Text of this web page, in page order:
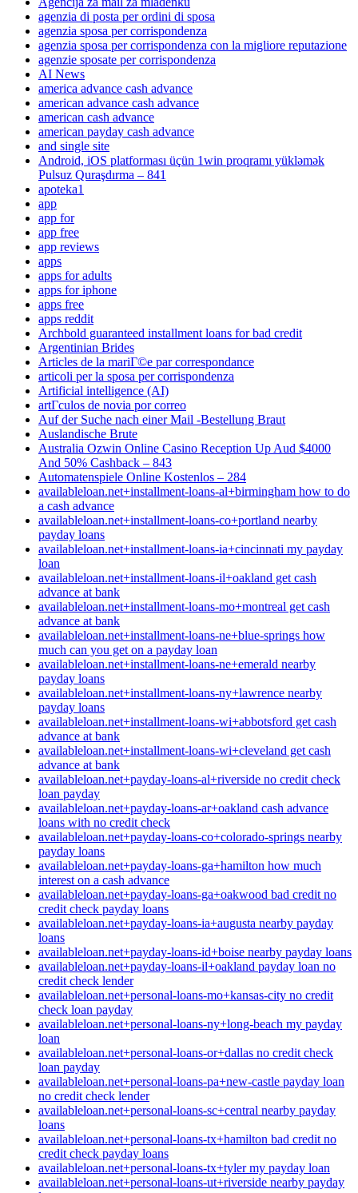
agenzia di posta per ordini di sposa
agenzia sposa per corrispondenza
agenzia sposa per corrispondenza con la migliore reputazione
agenzie sposate per corrispondenza
AI News
america advance cash advance
american advance cash advance
american cash advance
american payday cash advance
and single site
Android, iOS platforması üçün 1win proqramı yükləmək
Pulsuz Quraşdırma – 841
apoteka1
app
app for
app free
app reviews
apps
apps for adults
apps for iphone
apps free
apps reddit
Archbold guaranteed installment loans for bad credit
Argentinian Brides
Articles de la mariГ©e par correspondance
articoli per la sposa per corrispondenza
Artificial intelligence (AI)
artГ­culos de novia por correo
Auf der Suche nach einer Mail -Bestellung Braut
Auslandische Brute
Australia Ozwin Online Casino Reception Up Aud $4000
And 50% Cashback – 843
Automatenspiele Online Kostenlos – 284
availableloan.net+installment-loans-al+birmingham how to do
a cash advance
availableloan.net+installment-loans-co+portland nearby
payday loans
availableloan.net+installment-loans-ia+cincinnati my payday
loan
availableloan.net+installment-loans-il+oakland get cash
advance at bank
availableloan.net+installment-loans-mo+montreal get cash
advance at bank
availableloan.net+installment-loans-ne+blue-springs how
much can you get on a payday loan
availableloan.net+installment-loans-ne+emerald nearby
payday loans
availableloan.net+installment-loans-ny+lawrence nearby
payday loans
availableloan.net+installment-loans-wi+abbotsford get cash
advance at bank
availableloan.net+installment-loans-wi+cleveland get cash
advance at bank
availableloan.net+payday-loans-al+riverside no credit check
loan payday
availableloan.net+payday-loans-ar+oakland cash advance
loans with no credit check
availableloan.net+payday-loans-co+colorado-springs nearby
payday loans
availableloan.net+payday-loans-ga+hamilton how much
interest on a cash advance
availableloan.net+payday-loans-ga+oakwood bad credit no
credit check payday loans
availableloan.net+payday-loans-ia+augusta nearby payday
loans
availableloan.net+payday-loans-id+boise nearby payday loans
availableloan.net+payday-loans-il+oakland payday loan no
credit check lender
availableloan.net+personal-loans-mo+kansas-city no credit
check loan payday
availableloan.net+personal-loans-ny+long-beach my payday
loan
availableloan.net+personal-loans-or+dallas no credit check
loan payday
availableloan.net+personal-loans-pa+new-castle payday loan
no credit check lender
availableloan.net+personal-loans-sc+central nearby payday
loans
availableloan.net+personal-loans-tx+hamilton bad credit no
credit check payday loans
availableloan.net+personal-loans-tx+tyler my payday loan
availableloan.net+personal-loans-ut+riverside nearby payday